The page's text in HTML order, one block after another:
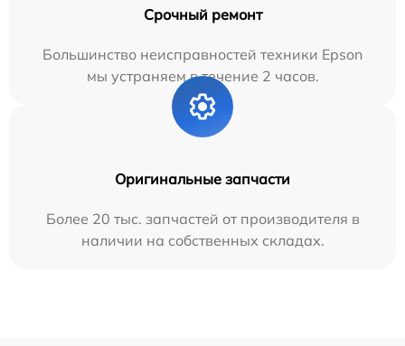
Срочный ремонт
Большинство неисправностей техники Epson
мы устраняем в течение 2 часов.
Оригинальные запчасти
Более 20 тыс. запчастей от производителя в
наличии на собственных складах.